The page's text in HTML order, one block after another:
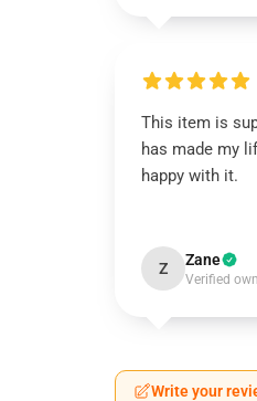
This item is
has made my
happy with it.
Z Zane
Verified
Write your